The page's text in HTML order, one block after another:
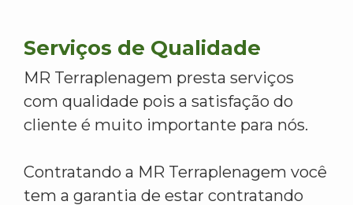
Serviços de Qualidade
MR Terraplenagem presta serviços
com qualidade pois a satisfação do
cliente é muito importante para nós.
Contratando a MR Terraplenagem você
tem a garantia de estar contratando